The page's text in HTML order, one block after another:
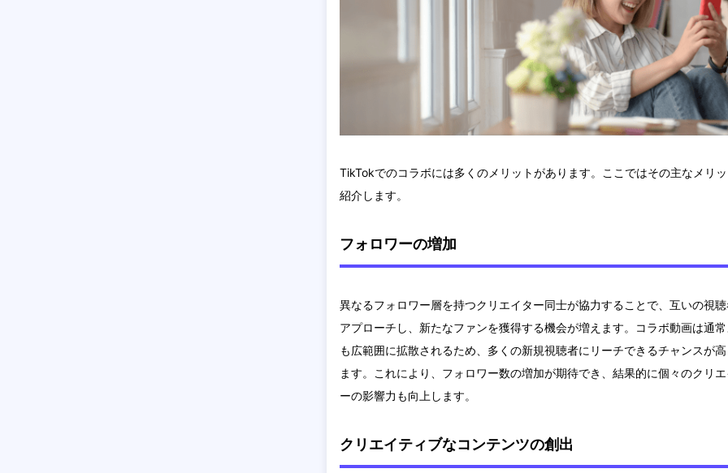
TikTokでのコラボには多くのメリットがあります。ここではその主なメリ
紹介します。
フォロワーの増加
異なるフォロワー層を持つクリエイター同士が協力することで、互いの視
アプローチし、新たなファンを獲得する機会が増えます。コラボ動画は通
も広範囲に拡散されるため、多くの新規視聴者にリーチできるチャンスが
ます。これにより、フォロワー数の増加が期待でき、結果的に個々のクリ
ーの影響力も向上します。
クリエイティブなコンテンツの創出